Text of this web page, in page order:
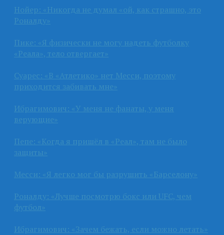
Нойер: «Никогда не думал «ой, как страшно, это
Роналду»
Пике: «Я физически не могу надеть футболку
«Реала», тело отвергает»
Суарес: «В «Атлетико» нет Месси, поэтому
приходится забивать мне»
Ибрагимович: «У меня не фанаты, у меня
верующие»
Пепе: «Когда я пришёл в «Реал», там не было
защиты»
Месси: «Я легко мог бы разрушить «Барселону»
Роналду: «Лучше посмотрю бокс или UFC, чем
футбол»
Ибрагимович: «Зачем бежать, если можно летать»